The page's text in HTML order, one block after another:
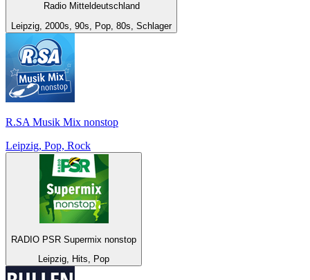
Radio Mitteldeutschland
Leipzig, 2000s, 90s, Pop, 80s, Schlager
R.SA Musik Mix nonstop
Leipzig, Pop, Rock
RADIO PSR Supermix nonstop
Leipzig, Hits, Pop